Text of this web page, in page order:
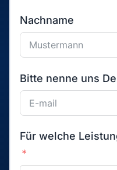
Nachname
Bitte nenne uns
Für welche